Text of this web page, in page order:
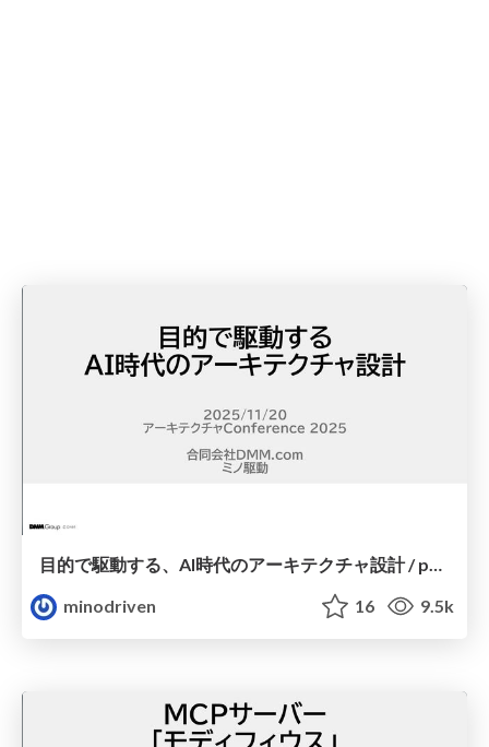
目的で駆動する、AI時代のアーキテクチャ設計 / purpose-driven-architecture
minodriven
16 9.5k